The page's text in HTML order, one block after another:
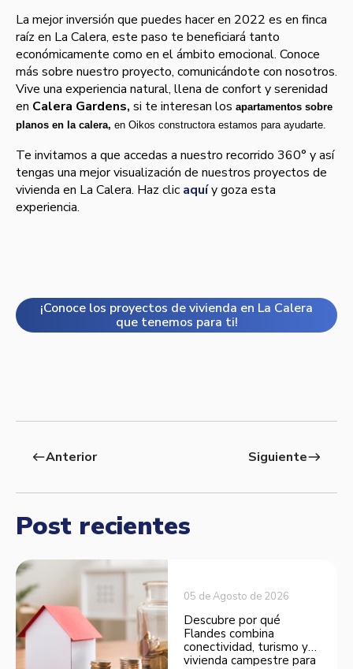
La mejor inversión que puedes hacer en 2022 es en finca
raíz en La Calera, este paso te beneficiará tanto
económicamente como en el ámbito emocional. Conoce
más sobre nuestro proyecto, comunicándote con nosotros.
Vive una experiencia natural, llena de confort y serenidad
en Calera Gardens, si te interesan los apartamentos sobre
planos en la calera, en Oikos constructora estamos para ayudarte.
Te invitamos a que accedas a nuestro recorrido 360° y así
tengas una mejor visualización de nuestros proyectos de
vivienda en La Calera. Haz clic aquíy goza esta
experiencia.
¡Conoce los proyectos de vivienda en La Calera
que tenemos para ti!
westAnterior Siguienteeast
Post recientes
05 de Agosto de 2026
Descubre por qué
Flandes combina
conectividad, turismo y
vivienda campestre para